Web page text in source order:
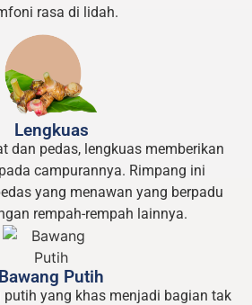
rasa di lidah.
Lengkuas
dan pedas, lengkuas memberikan
campurannya. Rimpang ini
yang menawan yang berpadu
rempah-rempah lainnya.
Bawang Putih
putih yang khas menjadi bagian tak